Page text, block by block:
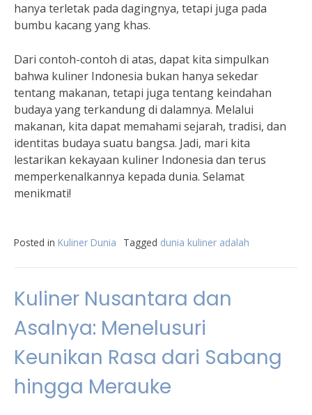
hanya terletak pada dagingnya, tetapi juga pada
bumbu kacang yang khas.
Dari contoh-contoh di atas, dapat kita simpulkan
bahwa kuliner Indonesia bukan hanya sekedar
tentang makanan, tetapi juga tentang keindahan
budaya yang terkandung di dalamnya. Melalui
makanan, kita dapat memahami sejarah, tradisi, dan
identitas budaya suatu bangsa. Jadi, mari kita
lestarikan kekayaan kuliner Indonesia dan terus
memperkenalkannya kepada dunia. Selamat
menikmati!
Posted in Kuliner Dunia Tagged dunia kuliner adalah
Kuliner Nusantara dan
Asalnya: Menelusuri
Keunikan Rasa dari Sabang
hingga Merauke